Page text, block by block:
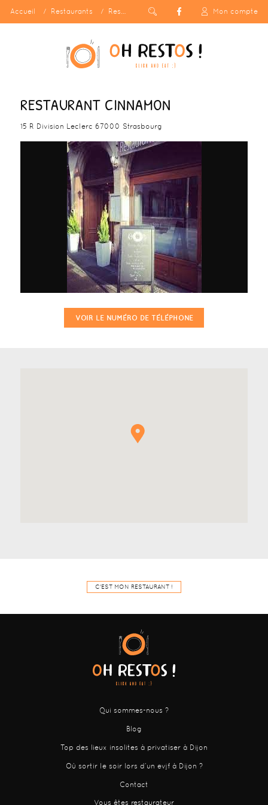
Accueil Restaurants Restaurant Cinnamon Mon compte
RESTAURANT CINNAMON
15 R Division Leclerc 67000 Strasbourg
VOIR LE NUMÉRO DE TÉLÉPHONE
C'EST MON RESTAURANT !
Qui sommes-nous ?
Blog
Top des lieux insolites à privatiser à Dijon
Où sortir le soir lors d’un evjf à Dijon ?
Contact
Vous êtes restaurateur